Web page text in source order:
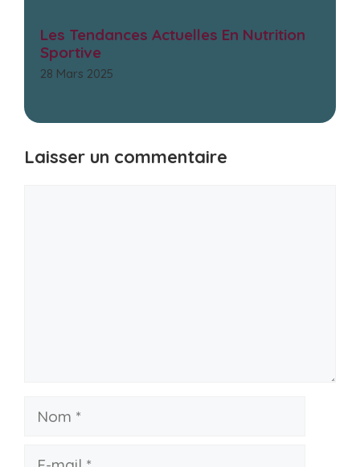
Les Tendances Actuelles En Nutrition
Sportive
28 Mars 2025
Laisser un commentaire